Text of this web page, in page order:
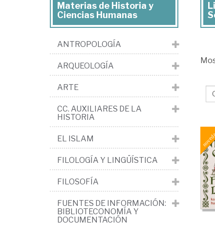
de
y
>
>
>
Materias de Historia y
Ciencias Humanas
ANTROPOLOGÍA
ARQUEOLOGÍA
ARTE
CC. AUXILIARES DE LA
HISTORIA
EL ISLAM
FILOLOGÍA Y LINGÜÍSTICA
FILOSOFÍA
FUENTES DE INFORMACIÓN:
BIBLIOTECONOMÍA Y
DOCUMENTACIÓN